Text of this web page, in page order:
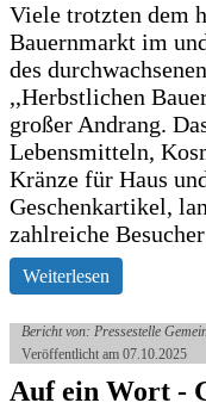
Viele trotzten dem
Bauernmarkt im
des
,,Herbstlichen
großer Andrang.
Lebensmitteln,
Kränze für Haus
Geschenkartikel,
zahlreiche
Weiterlesen
Bericht von: Pressestelle
Veröffentlicht am 07.10.2025
Auf ein Wort -